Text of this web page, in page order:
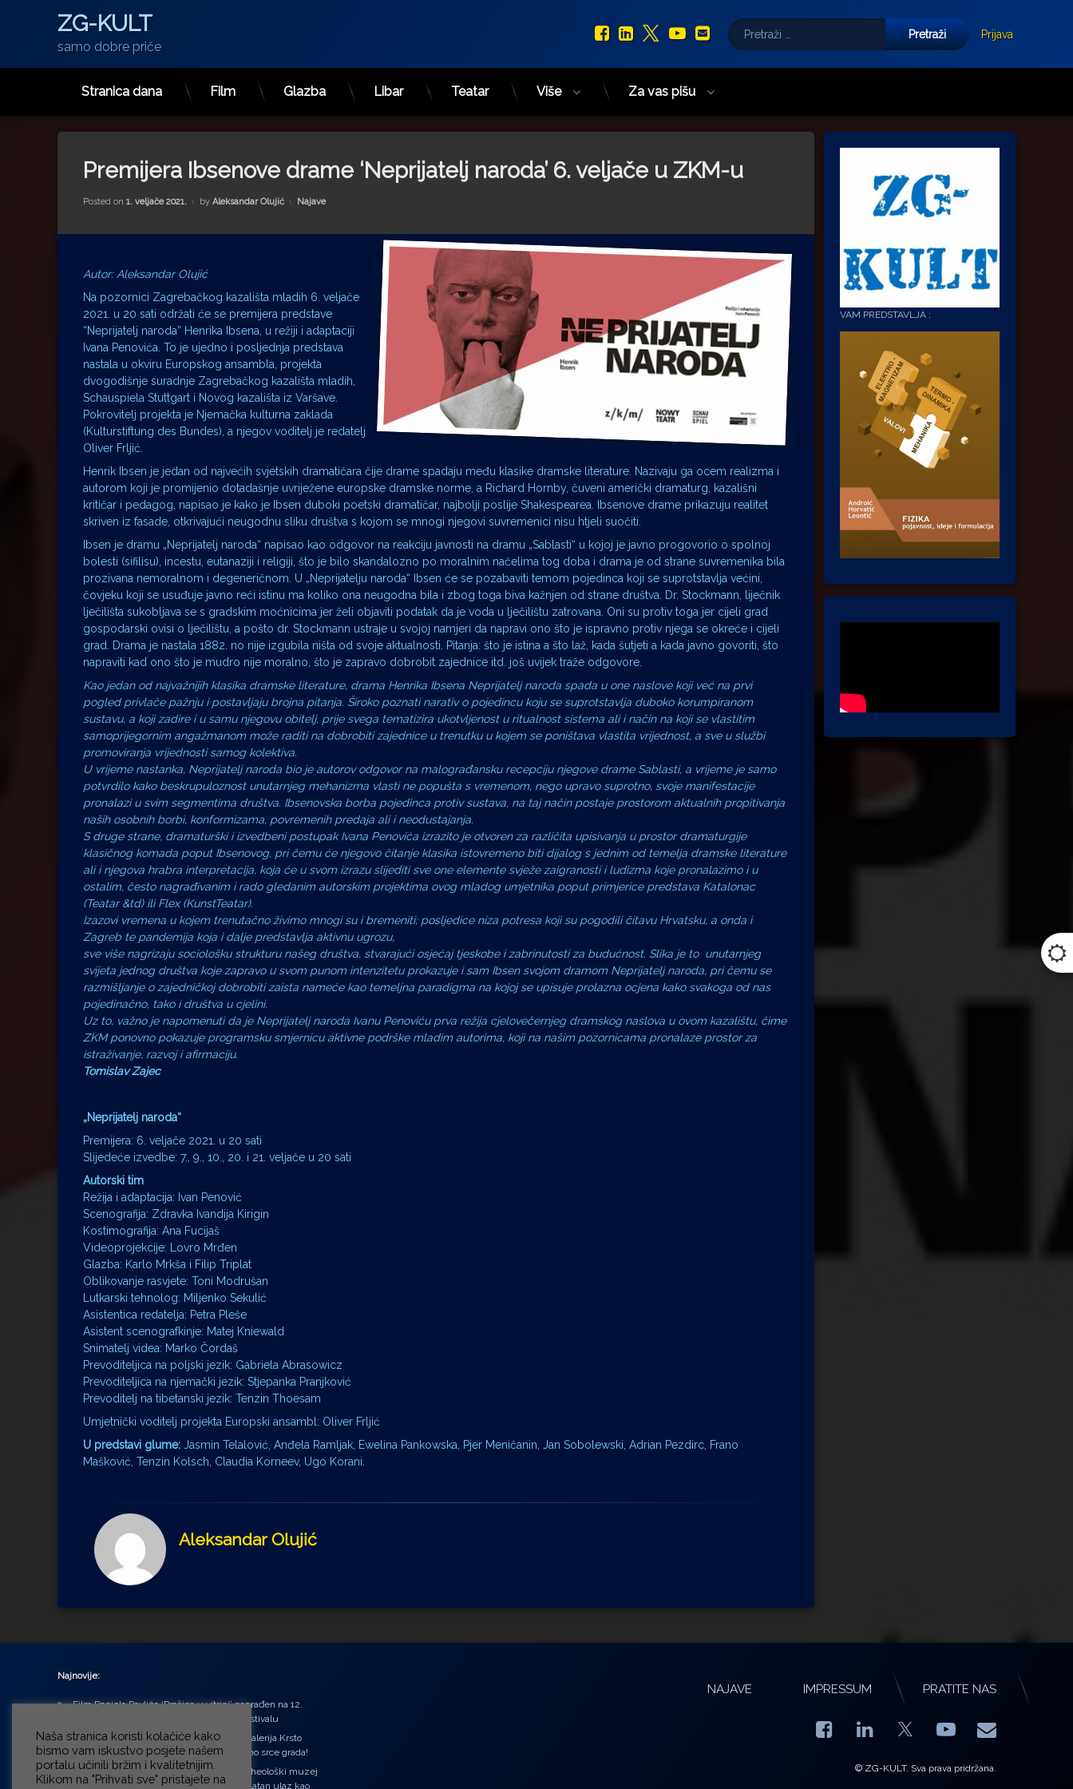
Preskoči
ZG-KULT
samo dobre priče
Facebook
LinkedIn
X.com
YouTube
E-mail
Pretraži:
Prijava
Stranica dana Film Glazba Libar Teatar Više Za vas pišu
Premijera Ibsenove drame ‘Neprijatelj naroda’ 6. veljače u ZKM-u
Posted on 1. veljače 2021. by Aleksandar Olujić Kategorije:
Najave
Autor: Aleksandar Olujić
Na pozornici Zagrebačkog kazališta mladih 6. veljače
2021. u 20 sati održati će se premijera predstave
“Neprijatelj naroda” Henrika Ibsena, u režiji i adaptaciji
Ivana Penovića. To je ujedno i posljednja predstava
nastala u okviru Europskog ansambla, projekta
dvogodišnje suradnje Zagrebačkog kazališta mladih,
Schauspiela Stuttgart i Novog kazališta iz Varšave.
Pokrovitelj projekta je Njemačka kulturna zaklada
(Kulturstiftung des Bundes), a njegov voditelj je redatelj
Oliver Frljić.
Henrik Ibsen je jedan od najvećih svjetskih dramatičara čije drame spadaju među klasike dramske literature. Nazivaju ga ocem realizma i
autorom koji je promijenio dotadašnje uvriježene europske dramske norme, a Richard Hornby, čuveni američki dramaturg, kazališni
kritičar i pedagog, napisao je kako je Ibsen duboki poetski dramatičar, najbolji poslije Shakespearea. Ibsenove drame prikazuju realitet
skriven iz fasade, otkrivajući neugodnu sliku društva s kojom se mnogi njegovi suvremenici nisu htjeli suočiti.
Ibsen je dramu „Neprijatelj naroda“ napisao kao odgovor na reakciju javnosti na dramu „Sablasti“ u kojoj je javno progovorio o spolnoj
bolesti (sifilisu), incestu, eutanaziji i religiji, što je bilo skandalozno po moralnim načelima tog doba i drama je od strane suvremenika bila
prozivana nemoralnom i degeneričnom. U „Neprijatelju naroda“ Ibsen će se pozabaviti temom pojedinca koji se suprotstavlja većini,
čovjeku koji se usuđuje javno reći istinu ma koliko ona neugodna bila i zbog toga biva kažnjen od strane društva. Dr. Stockmann, liječnik
lječilišta sukobljava se s gradskim moćnicima jer želi objaviti podatak da je voda u lječilištu zatrovana. Oni su protiv toga jer cijeli grad
gospodarski ovisi o lječilištu, a pošto dr. Stockmann ustraje u svojoj namjeri da napravi ono što je ispravno protiv njega se okreće i cijeli
grad. Drama je nastala 1882. no nije izgubila ništa od svoje aktualnosti. Pitanja: što je istina a što laž, kada šutjeti a kada javno govoriti, što
napraviti kad ono što je mudro nije moralno, što je zapravo dobrobit zajednice itd. još uvijek traže odgovore.
Kao jedan od najvažnijih klasika dramske literature, drama Henrika Ibsena Neprijatelj naroda spada u one naslove koji već na prvi
pogled privlače pažnju i postavljaju brojna pitanja. Široko poznati narativ o pojedincu koju se suprotstavlja duboko korumpiranom
sustavu, a koji zadire i u samu njegovu obitelj, prije svega tematizira ukotvljenost u ritualnost sistema ali i način na koji se vlastitim
samoprijegornim angažmanom može raditi na dobrobiti zajednice u trenutku u kojem se poništava vlastita vrijednost, a sve u službi
promoviranja vrijednosti samog kolektiva.
U vrijeme nastanka, Neprijatelj naroda bio je autorov odgovor na malograđansku recepciju njegove drame Sablasti, a vrijeme je samo
potvrdilo kako beskrupuloznost unutarnjeg mehanizma vlasti ne popušta s vremenom, nego upravo suprotno, svoje manifestacije
pronalazi u svim segmentima društva. Ibsenovska borba pojedinca protiv sustava, na taj način postaje prostorom aktualnih propitivanja
naših osobnih borbi, konformizama, povremenih predaja ali i neodustajanja.
S druge strane, dramaturški i izvedbeni postupak Ivana Penovića izrazito je otvoren za različita upisivanja u prostor dramaturgije
klasičnog komada poput Ibsenovog, pri čemu će njegovo čitanje klasika istovremeno biti dijalog s jednim od temelja dramske literature
ali i njegova hrabra interpretacija, koja će u svom izrazu slijediti sve one elemente svježe zaigranosti i ludizma koje pronalazimo i u
ostalim, često nagrađivanim i rado gledanim autorskim projektima ovog mladog umjetnika poput primjerice predstava Katalonac
(Teatar &td) ili Flex (KunstTeatar).
Izazovi vremena u kojem trenutačno živimo mnogi su i bremeniti; posljedice niza potresa koji su pogodili čitavu Hrvatsku, a onda i
Zagreb te pandemija koja i dalje predstavlja aktivnu ugrozu,
sve više nagrizaju sociološku strukturu našeg društva, stvarajući osjećaj tjeskobe i zabrinutosti za budućnost. Slika je to unutarnjeg
svijeta jednog društva koje zapravo u svom punom intenzitetu prokazuje i sam Ibsen svojom dramom Neprijatelj naroda, pri čemu se
razmišljanje o zajedničkoj dobrobiti zaista nameće kao temeljna paradigma na kojoj se upisuje prolazna ocjena kako svakoga od nas
pojedinačno, tako i društva u cjelini.
Uz to, važno je napomenuti da je Neprijatelj naroda Ivanu Penoviću prva režija cjelovečernjeg dramskog naslova u ovom kazalištu, čime
ZKM ponovno pokazuje programsku smjernicu aktivne podrške mladim autorima, koji na našim pozornicama pronalaze prostor za
istraživanje, razvoj i afirmaciju.
Tomislav Zajec
„Neprijatelj naroda“
Premijera: 6. veljače 2021. u 20 sati
Slijedeće izvedbe: 7., 9., 10., 20. i 21. veljače u 20 sati
Autorski tim
Režija i adaptacija: Ivan Penović
Scenografija: Zdravka Ivandija Kirigin
Kostimografija: Ana Fucijaš
Videoprojekcije: Lovro Mrđen
Glazba: Karlo Mrkša i Filip Triplat
Oblikovanje rasvjete: Toni Modrušan
Lutkarski tehnolog: Miljenko Sekulić
Asistentica redatelja: Petra Pleše
Asistent scenografkinje: Matej Kniewald
Snimatelj videa: Marko Čordaš
Prevoditeljica na poljski jezik: Gabriela Abrasowicz
Prevoditeljica na njemački jezik: Stjepanka Pranjković
Prevoditelj na tibetanski jezik: Tenzin Thoesam
Umjetnički voditelj projekta Europski ansambl: Oliver Frljić
U predstavi glume: Jasmin Telalović, Anđela Ramljak, Ewelina Pankowska, Pjer Meničanin, Jan Sobolewski, Adrian Pezdirc, Frano
Mašković, Tenzin Kolsch, Claudia Korneev, Ugo Korani.
Aleksandar Olujić
VAM PREDSTAVLJA :
Najnovije:
Film Daniela Pavlića ‘Prašina u vitrini’ nagrađen na 12.
Green Montenegro International Film Festivalu
U središtu Petrinje otvorena obnovljena Galerija Krsto
Hegedušić: Kultura vraćena kući, u samo srce grada!
Od petka do nedjelje (31.7. – 2.8.2026.) Arheološki muzej
u Zagrebu otvara vrata građanima: Besplatan ulaz kao
NAJAVE IMPRESSUM PRATITE NAS
Facebook
LinkedIn YouTube
E-mail
© ZG-KULT. Sva prava pridržana.
Naša stranica koristi kolačiće kako
bismo vam iskustvo posjete našem
portalu učinili bržim i kvalitetnijim.
Klikom na "Prihvati sve" pristajete na